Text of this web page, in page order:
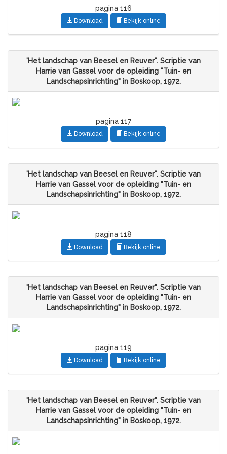
pagina 116
Download Bekijk online
'Het landschap van Beesel en Reuver". Scriptie van
Harrie van Gassel voor de opleiding "Tuin- en
Landschapsinrichting" in Boskoop, 1972.
pagina 117
Download Bekijk online
'Het landschap van Beesel en Reuver". Scriptie van
Harrie van Gassel voor de opleiding "Tuin- en
Landschapsinrichting" in Boskoop, 1972.
pagina 118
Download Bekijk online
'Het landschap van Beesel en Reuver". Scriptie van
Harrie van Gassel voor de opleiding "Tuin- en
Landschapsinrichting" in Boskoop, 1972.
pagina 119
Download Bekijk online
'Het landschap van Beesel en Reuver". Scriptie van
Harrie van Gassel voor de opleiding "Tuin- en
Landschapsinrichting" in Boskoop, 1972.